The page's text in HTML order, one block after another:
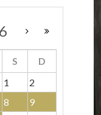
S
D
1
2
8
9